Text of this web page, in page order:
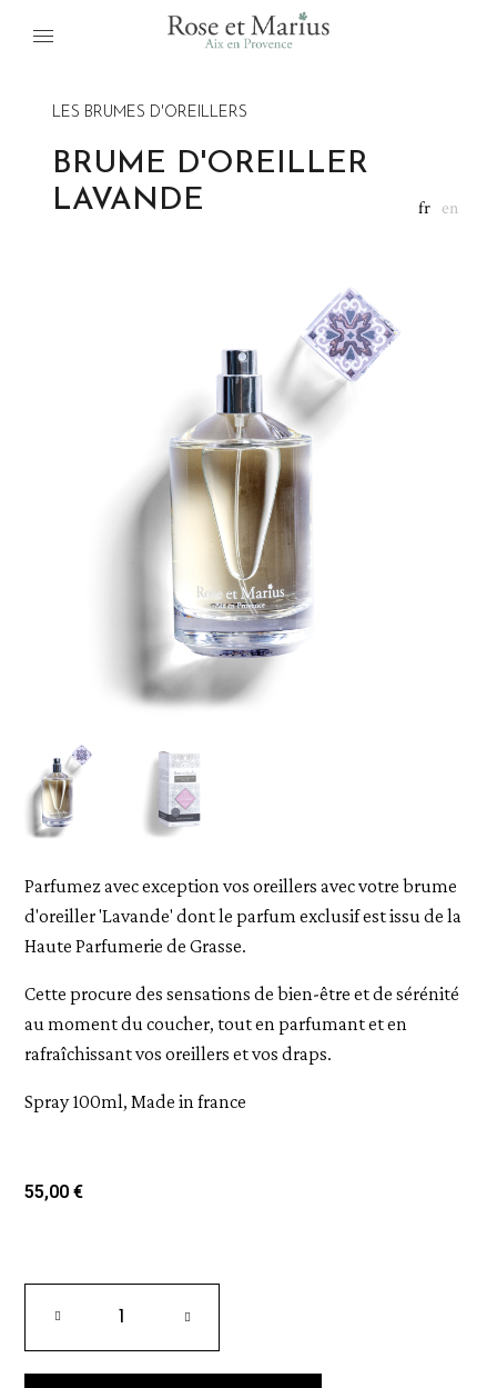
fr en
LES BRUMES D'OREILLERS
BRUME D'OREILLER
LAVANDE
Parfumez avec exception vos oreillers avec votre brume
d'oreiller 'Lavande' dont le parfum exclusif est issu de la
Haute Parfumerie de Grasse.
Cette procure des sensations de bien-être et de sérénité
au moment du coucher, tout en parfumant et en
rafraîchissant vos oreillers et vos draps.
Spray 100ml, Made in france
55,00 €